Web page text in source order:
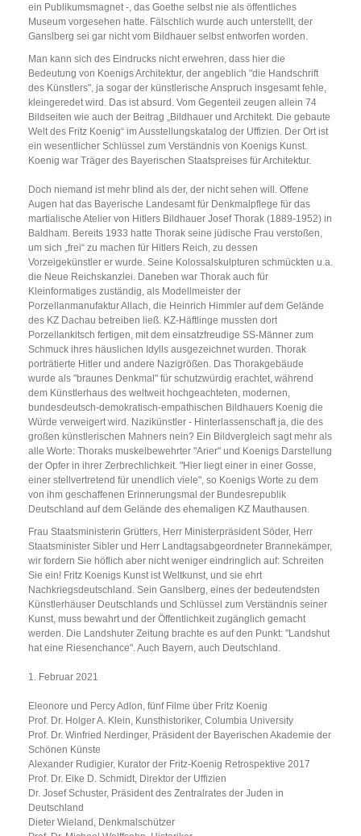
ein Publikumsmagnet -, das Goethe selbst nie als öffentliches
Museum vorgesehen hatte. Fälschlich wurde auch unterstellt, der
Ganslberg sei gar nicht vom Bildhauer selbst entworfen worden.
Man kann sich des Eindrucks nicht erwehren, dass hier die
Bedeutung von Koenigs Architektur, der angeblich "die Handschrift
des Künstlers", ja sogar der künstlerische Anspruch insgesamt fehle,
kleingeredet wird. Das ist absurd. Vom Gegenteil zeugen allein 74
Bildseiten wie auch der Beitrag „Bildhauer und Architekt. Die gebaute
Welt des Fritz Koenig“ im Ausstellungskatalog der Uffizien. Der Ort ist
ein wesentlicher Schlüssel zum Verständnis von Koenigs Kunst.
Koenig war Träger des Bayerischen Staatspreises für Architektur.
Doch niemand ist mehr blind als der, der nicht sehen will. Offene
Augen hat das Bayerische Landesamt für Denkmalpflege für das
martialische Atelier von Hitlers Bildhauer Josef Thorak (1889-1952) in
Baldham. Bereits 1933 hatte Thorak seine jüdische Frau verstoßen,
um sich „frei“ zu machen für Hitlers Reich, zu dessen
Vorzeigekünstler er wurde. Seine Kolossalskulpturen schmückten u.a.
die Neue Reichskanzlei. Daneben war Thorak auch für
Kleinformatiges zuständig, als Modellmeister der
Porzellanmanufaktur Allach, die Heinrich Himmler auf dem Gelände
des KZ Dachau betreiben ließ. KZ-Häftlinge mussten dort
Porzellankitsch fertigen, mit dem einsatzfreudige SS-Männer zum
Schmuck ihres häuslichen Idylls ausgezeichnet wurden. Thorak
porträtierte Hitler und andere Nazigrößen. Das Thorakgebäude
wurde als "braunes Denkmal" für schutzwürdig erachtet, während
dem Künstlerhaus des weltweit hochgeachteten, modernen,
bundesdeutsch-demokratisch-empathischen Bildhauers Koenig die
Würde verweigert wird. Nazikünstler - Hinterlassenschaft ja, die des
großen künstlerischen Mahners nein? Ein Bildvergleich sagt mehr als
alle Worte: Thoraks muskelbewehrter "Arier" und Koenigs Darstellung
der Opfer in ihrer Zerbrechlichkeit. "Hier liegt einer in einer Gosse,
einer stellvertretend für unendlich viele", so Koenigs Worte zu dem
von ihm geschaffenen Erinnerungsmal der Bundesrepublik
Deutschland auf dem Gelände des ehemaligen KZ Mauthausen.
Frau Staatsministerin Grütters, Herr Ministerpräsident Söder, Herr
Staatsminister Sibler und Herr Landtagsabgeordneter Brannekämper,
wir fordern Sie höflich aber nicht weniger eindringlich auf: Schreiten
Sie ein! Fritz Koenigs Kunst ist Weltkunst, und sie ehrt
Nachkriegsdeutschland. Sein Ganslberg, eines der bedeutendsten
Künstlerhäuser Deutschlands und Schlüssel zum Verständnis seiner
Kunst, muss bewahrt und der Öffentlichkeit zugänglich gemacht
werden. Die Landshuter Zeitung brachte es auf den Punkt: "Landshut
hat eine Riesenchance". Auch Bayern, auch Deutschland.
1. Februar 2021
Eleonore und Percy Adlon, fünf Filme über Fritz Koenig
Prof. Dr. Holger A. Klein, Kunsthistoriker, Columbia University
Prof. Dr. Winfried Nerdinger, Präsident der Bayerischen Akademie der
Schönen Künste
Alexander Rudigier, Kurator der Fritz-Koenig Retrospektive 2017
Prof. Dr. Eike D. Schmidt, Direktor der Uffizien
Dr. Josef Schuster, Präsident des Zentralrates der Juden in
Deutschland
Dieter Wieland, Denkmalschützer